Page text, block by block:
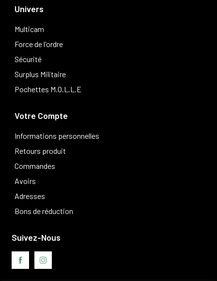
Univers
Multicam
Force de l'ordre
Sécurité
Surplus Militaire
Pochettes M.O.L.L.E
Votre Compte
Informations personnelles
Retours produit
Commandes
Avoirs
Adresses
Bons de réduction
Suivez-Nous